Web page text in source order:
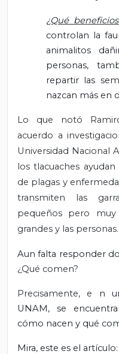
¿Qué
controlan la
animalitos
personas,
repartir las
nazcan más en
Lo que notó
acuerdo a
Universidad Nacional
los tlacuaches
de plagas y
transmiten las
pequeños pero muy
grandes y las personas.
Aun falta responder
¿Qué comen?
Precisamente, e n
UNAM, se
cómo nacen y qué
Mira, este es el artículo: